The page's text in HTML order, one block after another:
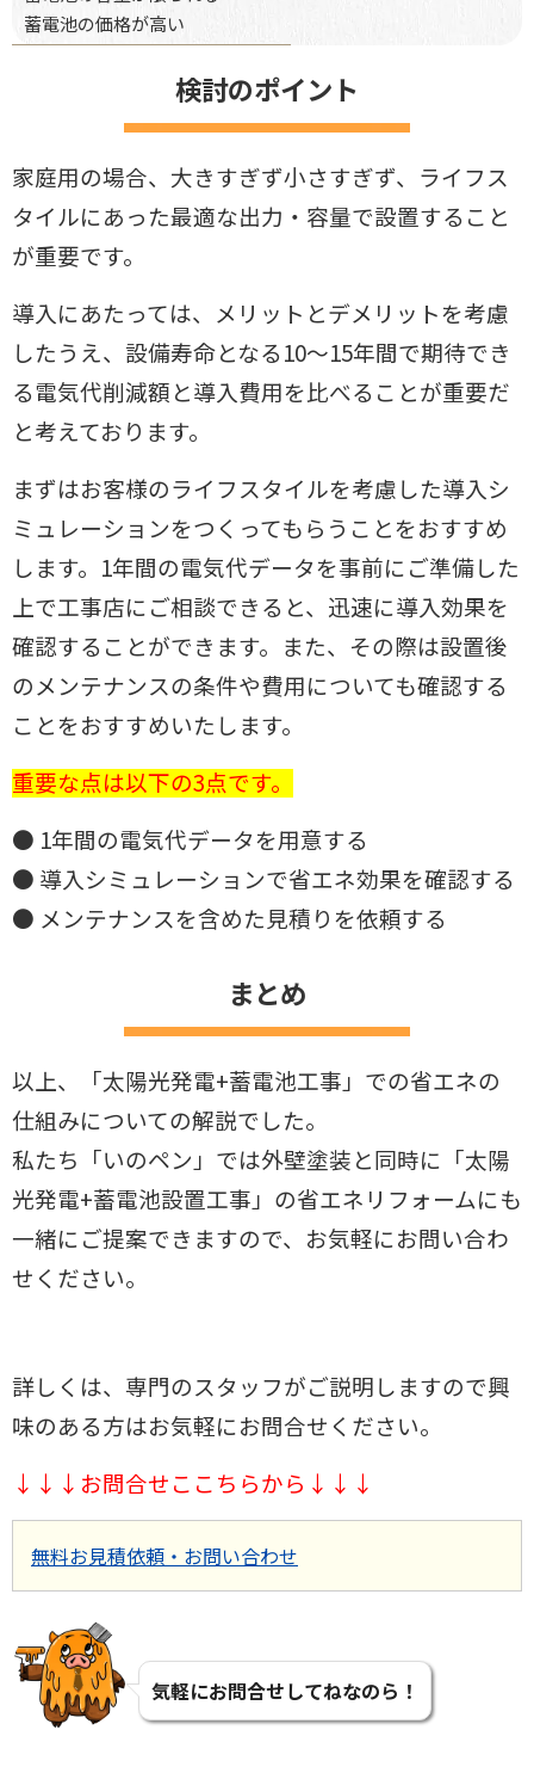
蓄電池の価格が高い
検討のポイント
家庭用の場合、大きすぎず小さすぎず、ライフス
タイルにあった最適な出力・ 容量で設置すること
が重要です。
導入にあたっては、メリットとデメリットを考慮
したうえ、設備寿命となる10〜15年間で期待でき
る電気代削減額と導入費用を比べることが重要だ
と考えております。
まずはお客様のライフスタイルを考慮した導入シ
ミュレーションをつくってもら うことをおすすめ
します。1年間の電気代データを事前にご準備した
上で工事店にご相談できると、迅速に導入効果を
確認することができます。また、 その際は設置後
のメンテナンスの条件や費用についても確認する
ことをおすすめいたします。
重要な点は以下の3点です。
● 1年間の電気代データを用意する
● 導入シミュレーションで省エネ効果を確認する
● メンテナンスを含めた見積りを依頼する
まとめ
以上、「太陽光発電+蓄電池工事」での省エネの
仕組みについての解説でした。
私たち「いのペン」では外壁塗装と同時に「太陽
光発電+蓄電池設置工事」 の省エネリフォームにも
一緒にご提案できますので、お気軽にお問い合わ
せ ください。
詳しくは、専門のスタッフがご説明しますので興
味のある方はお気軽にお問合せください。
↓↓↓お問合せここちらから↓↓↓
無料お見積依頼・お問い合わせ
気軽にお問合せしてねなのら！